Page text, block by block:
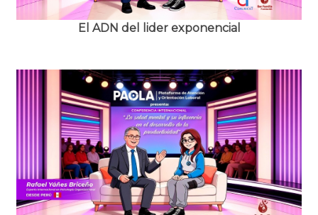
El ADN del lider exponencial
Lorem Ipsum has been the industry's standard dummy text ever
since the 1500s.